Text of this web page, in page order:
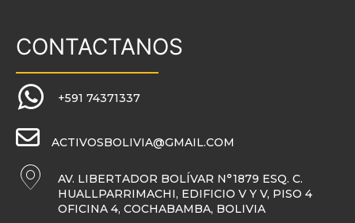
CONTACTANOS
+591 74371337
ACTIVOSBOLIVIA@GMAIL.COM
AV. LIBERTADOR BOLÍVAR N°1879 ESQ. C.
HUALLPARRIMACHI, EDIFICIO V Y V, PISO 4
OFICINA 4, COCHABAMBA, BOLIVIA